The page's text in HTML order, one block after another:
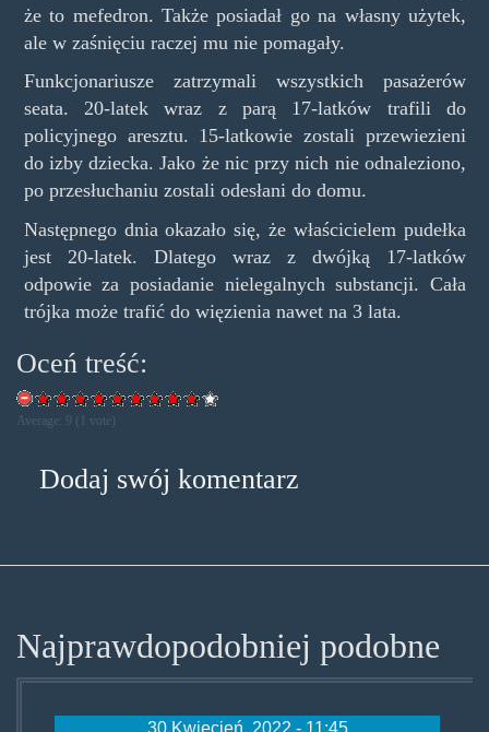
że to mefedron. Także posiadał go na własny użytek,
ale w zaśnięciu raczej mu nie pomagały.
Funkcjonariusze zatrzymali wszystkich pasażerów
seata. 20-latek wraz z parą 17-latków trafili do
policyjnego aresztu. 15-latkowie zostali przewiezieni
do izby dziecka. Jako że nic przy nich nie odnaleziono,
po przesłuchaniu zostali odesłani do domu.
Następnego dnia okazało się, że właścicielem pudełka
jest 20-latek. Dlatego wraz z dwójką 17-latków
odpowie za posiadanie nielegalnych substancji. Cała
trójka może trafić do więzienia nawet na 3 lata.
Oceń treść:
Average: 9 ( vote)
Dodaj swój komentarz
Najprawdopodobniej podobne
30 Kwiecień, 2022 - 11:45